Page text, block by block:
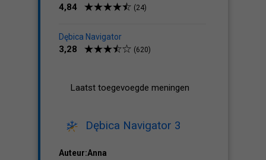
4,84 (24)
Dębica Navigator
3,28 (620)
Laatst toegevoegde meningen
Dębica Navigator 3
Auteur:Anna